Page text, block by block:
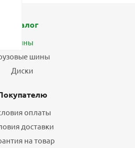
Каталог
Шины
шины
Диски
оплаты
доставки
на товар